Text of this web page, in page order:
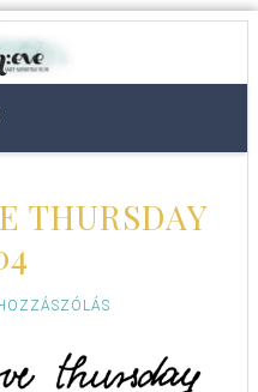
THURSDAY